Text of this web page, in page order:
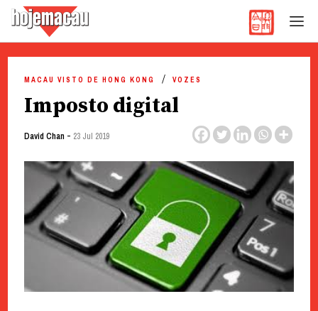
content
MACAU VISTO DE HONG KONG VOZES
Imposto digital
David Chan - 23 Jul 2019